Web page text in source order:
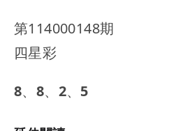
第114000148期
四星彩
8、8、2、5